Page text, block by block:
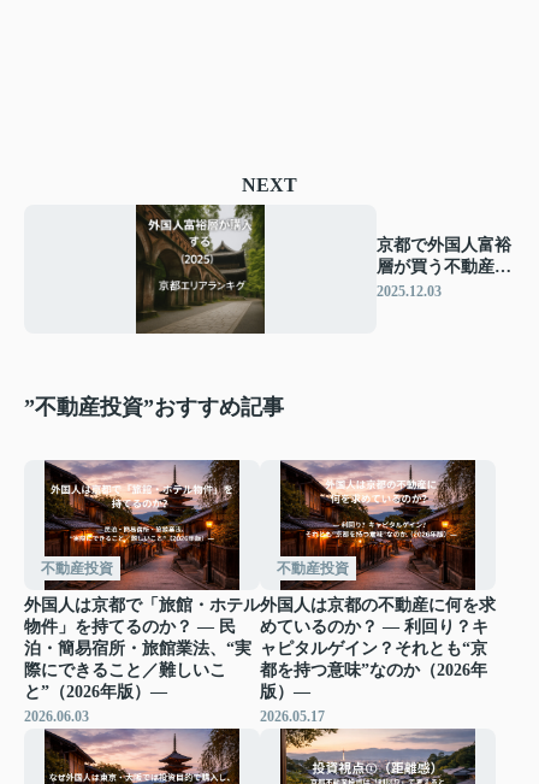
NEXT
京都で外国人富裕
層が買う不動産エ
リアランキング
2025.12.03
”不動産投資”おすすめ記事
不動産投資
外国人は京都で「旅館・ホテル
物件」を持てるのか？ ― 民
泊・簡易宿所・旅館業法、“実
際にできること／難しいこ
と”（2026年版）―
2026.06.03
不動産投資
外国人は京都の不動産に何を求
めているのか？ ― 利回り？キ
ャピタルゲイン？それとも“京
都を持つ意味”なのか（2026年
版）―
2026.05.17